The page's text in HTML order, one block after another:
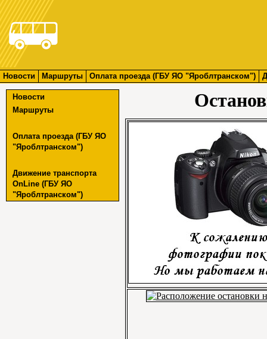
Новости Маршруты Оплата проезда (ГБУ ЯО "Яроблтранском")
Новости
Маршруты
Оплата проезда (ГБУ ЯО
"Яроблтранском")
Движение транспорта
OnLine (ГБУ ЯО
"Яроблтранском")